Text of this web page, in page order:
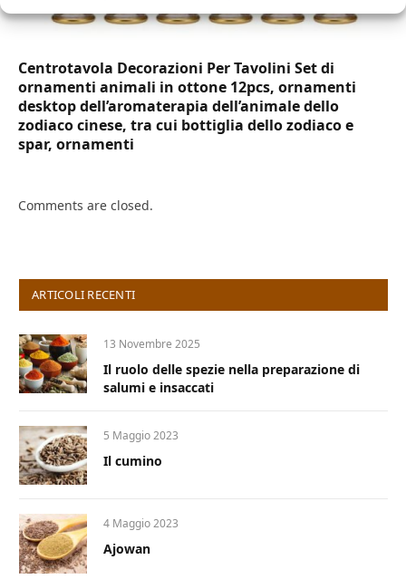
Centrotavola Decorazioni Per Tavolini Set di
ornamenti animali in ottone 12pcs, ornamenti
desktop dell’aromaterapia dell’animale dello
zodiaco cinese, tra cui bottiglia dello zodiaco e
spar, ornamenti
Comments are closed.
ARTICOLI RECENTI
13 Novembre 2025
Il ruolo delle spezie nella preparazione di
salumi e insaccati
5 Maggio 2023
Il cumino
4 Maggio 2023
Ajowan